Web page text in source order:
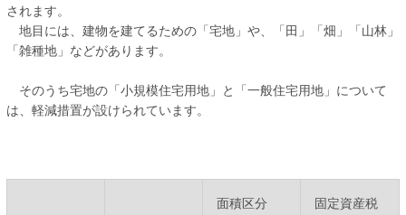
されます。
地目には、建物を建てるための「宅地」や、「田」「畑」「山林」
「雑種地」などがあります。
そのうち宅地の「小規模住宅用地」と「一般住宅用地」について
は、軽減措置が設けられています。
面積区分 固定資産税